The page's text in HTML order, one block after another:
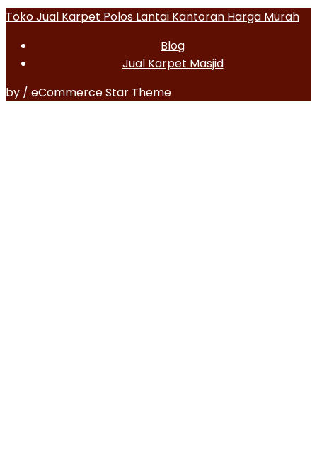
Toko Jual Karpet Polos Lantai Kantoran Harga Murah
Blog
Jual Karpet Masjid
by / eCommerce Star Theme